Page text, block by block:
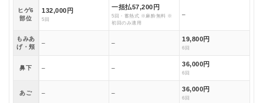
ヒゲ6
部位
132,000円
5回
一括払57,200円
5回・蓄熱式 ※麻酔無料 ※
初回のみ適用
–
もみあ
げ・頬
– –
19,800円
6回
鼻下 – –
36,000円
6回
あご – –
36,000円
6回